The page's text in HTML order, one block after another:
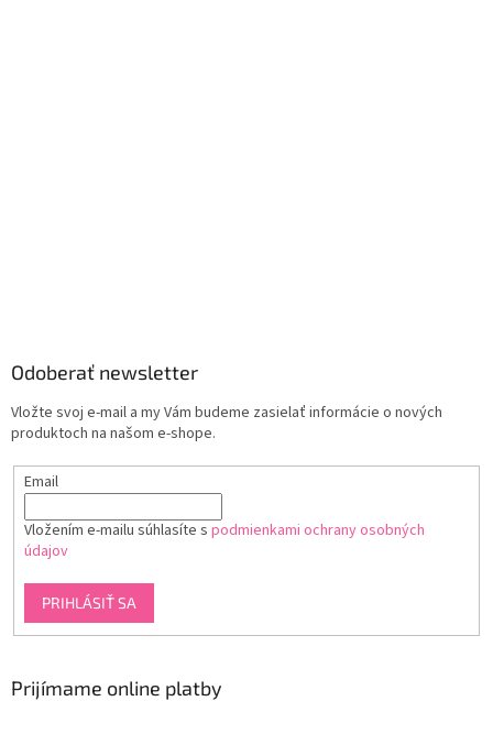
Odoberať newsletter
Vložte svoj e-mail a my Vám budeme zasielať informácie o nových
produktoch na našom e-shope.
Email
Vložením e-mailu súhlasíte s podmienkami ochrany osobných
údajov
PRIHLÁSIŤ SA
Prijímame online platby